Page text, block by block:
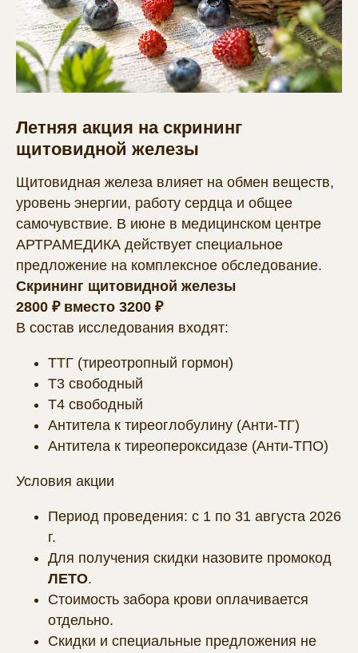
Летняя акция на скрининг
щитовидной железы
Щитовидная железа влияет на обмен веществ,
уровень энергии, работу сердца и общее
самочувствие. В июне в медицинском центре
АРТРАМЕДИКА действует специальное
предложение на комплексное обследование.
Скрининг щитовидной железы
2800 ₽ вместо 3200 ₽
В состав исследования входят:
ТТГ (тиреотропный гормон)
Т3 свободный
Т4 свободный
Антитела к тиреоглобулину (Анти-ТГ)
Антитела к тиреопероксидазе (Анти-ТПО)
Условия акции
Период проведения: с 1 по 31 августа 2026
г.
Для получения скидки назовите промокод
ЛЕТО.
Стоимость забора крови оплачивается
отдельно.
Скидки и специальные предложения не